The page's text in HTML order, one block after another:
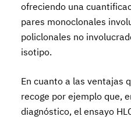
ofreciendo una
pares monoclonales
policlonales no
isotipo.
En cuanto a las ventajas
recoge por ejemplo que,
diagnóstico, el ensayo